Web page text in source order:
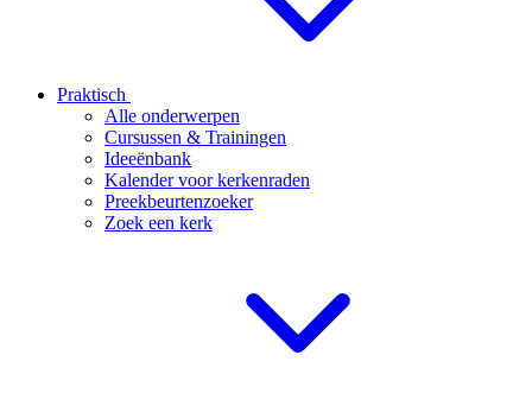
Praktisch
Alle onderwerpen
Cursussen & Trainingen
Ideeënbank
Kalender voor kerkenraden
Preekbeurtenzoeker
Zoek een kerk